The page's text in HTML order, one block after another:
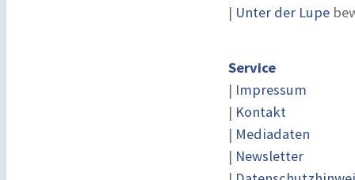
| Unter der Lupe
Service
| Impressum
| Kontakt
| Mediadaten
| Newsletter